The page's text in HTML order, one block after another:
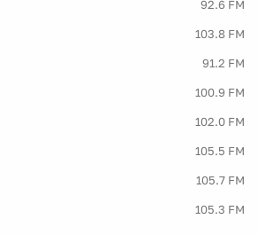
92.6 FM
103.8 FM
91.2 FM
100.9 FM
102.0 FM
105.5 FM
105.7 FM
105.3 FM